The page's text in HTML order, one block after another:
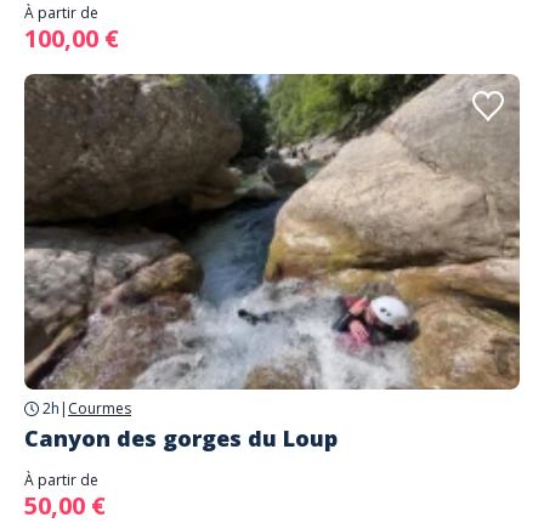
À partir de
100,00 €
2h | Courmes
Canyon des gorges du Loup
À partir de
50,00 €